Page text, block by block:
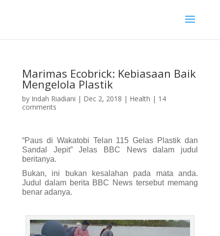
Marimas Ecobrick: Kebiasaan Baik
Mengelola Plastik
by Indah Riadiani | Dec 2, 2018 | Health | 14
comments
“Paus di Wakatobi Telan 115 Gelas Plastik dan
Sandal Jepit” Jelas BBC News dalam judul
beritanya.
Bukan, ini bukan kesalahan pada mata anda.
Judul dalam berita BBC News tersebut memang
benar adanya.